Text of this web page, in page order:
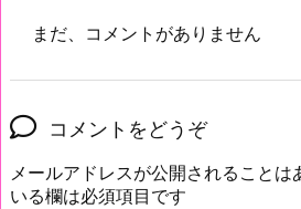
まだ、コメントがありません
コメントをどうぞ
メールアドレスが公開されることは
いる欄は必須項目です